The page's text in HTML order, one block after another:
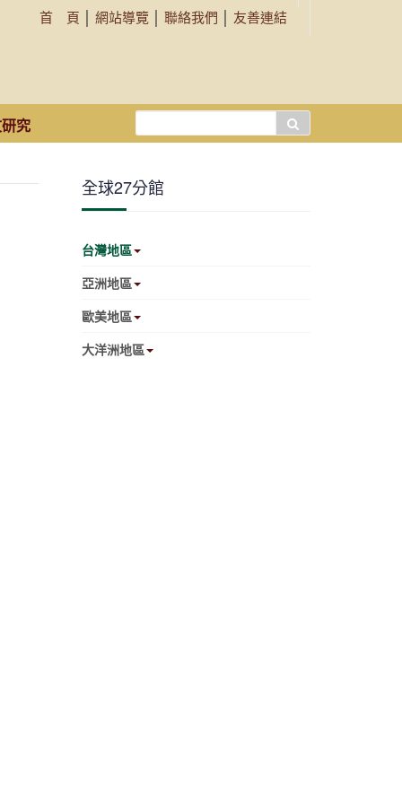
首 頁 網站導覽 聯絡我們 友善連結
究
尋...
全球27分館
台灣地區
亞洲地區
歐美地區
大洋洲地區